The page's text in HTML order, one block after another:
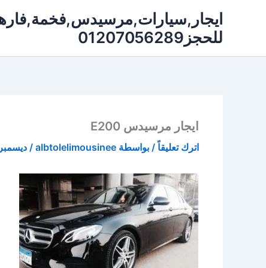
للحجز01207056289
ايجار مرسيدس E200
اترك تعليقاً / بواسطة albtolelimousinee
/ ديسمبر 13, 2018